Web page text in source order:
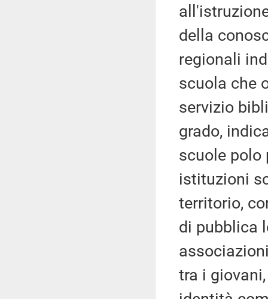
della
regionali
scuola che
servizio
grado,
scuole polo
istituzioni
territorio,
di pubblica
tra i